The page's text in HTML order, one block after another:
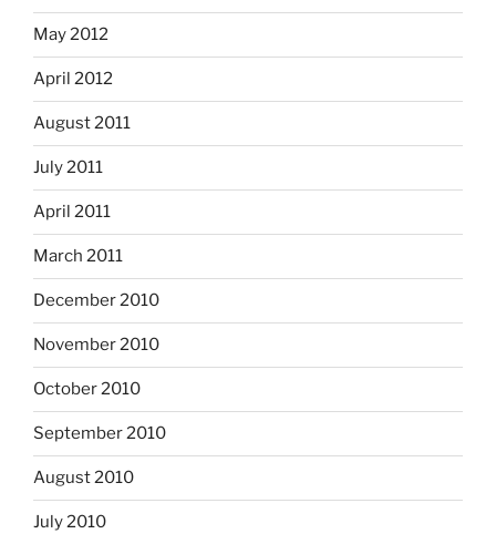
May 2012
April 2012
August 2011
July 2011
April 2011
March 2011
December 2010
November 2010
October 2010
September 2010
August 2010
July 2010